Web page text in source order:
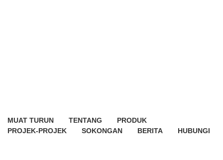
MUAT TURUN TENTANG
PRODUK
PROJEK-PROJEK
SOKONGAN BERITA HUBUNGI